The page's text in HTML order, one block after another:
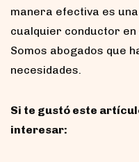
manera efectiva es
cualquier conductor en
Somos abogados que
necesidades.
Si te gustó este
interesar: